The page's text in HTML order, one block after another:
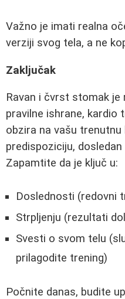
Važno je imati realna
verziji svog tela, a ne
Zaključak
Ravan i čvrst stomak
pravilne ishrane, kardio
obzira na vašu
predispoziciju,
Zapamtite da je ključ u:
Doslednosti (redovni
Strpljenju (rezultati
Svesti o svom telu
prilagodite trening)
Počnite danas, budite